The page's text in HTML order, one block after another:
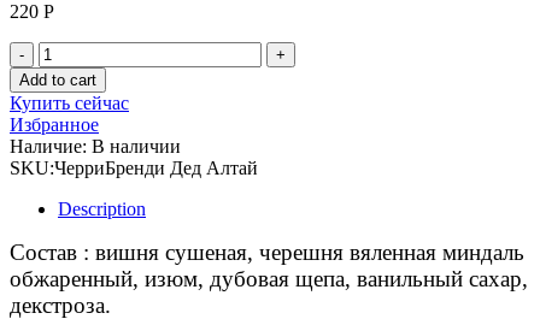
220 Р
Набор
трав
и
специй
"ЧЕРРИ
БРЕНДИ"
90
гр
quantity
Add to cart
Купить сейчас
Избранное
Наличие: В наличии
SKU:ЧерриБренди Дед Алтай
Description
Состав : вишня сушеная, черешня вяленная миндаль
обжаренный, изюм, дубовая щепа, ванильный сахар,
декстроза.